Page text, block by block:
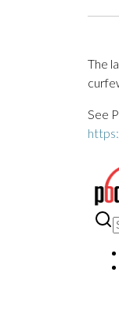
The
See